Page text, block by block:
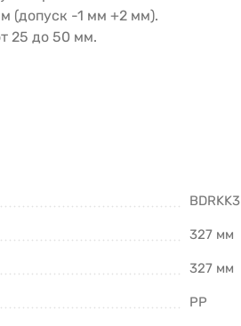
(допуск -1 мм +2 мм).
25 до 50 мм.
BDRKK3
327 мм
327 мм
PP